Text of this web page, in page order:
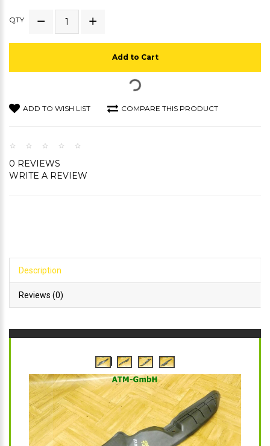
QTY
Add to Cart
ADD TO WISH LIST COMPARE THIS PRODUCT
0 REVIEWS
WRITE A REVIEW
Description
Reviews (0)